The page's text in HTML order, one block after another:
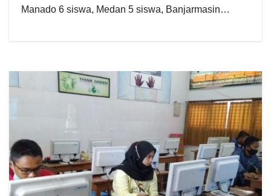
Manado 6 siswa, Medan 5 siswa, Banjarmasin…